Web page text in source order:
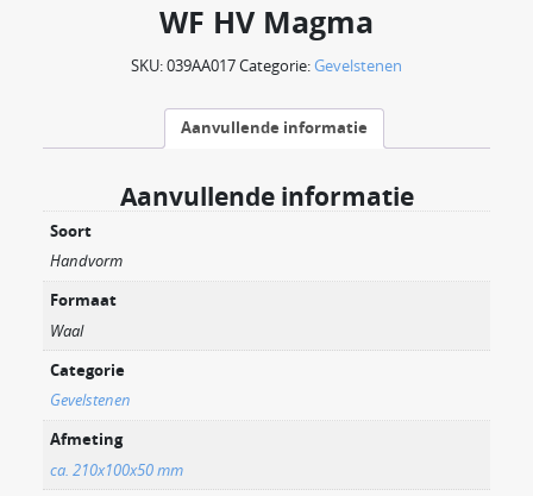
WF HV Magma
SKU:039AA017Categorie:Gevelstenen
Aanvullende informatie
Aanvullende informatie
Soort
Handvorm
Formaat
Waal
Categorie
Gevelstenen
Afmeting
ca. 210x100x50 mm